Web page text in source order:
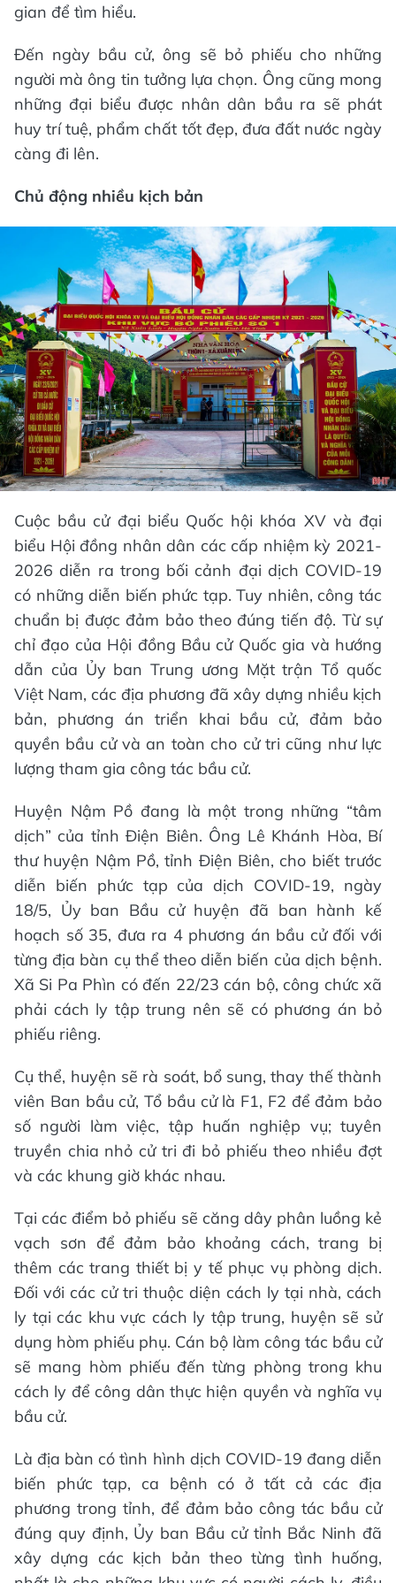
gian để tìm hiểu.
Đến ngày bầu cử, ông sẽ bỏ phiếu cho những
người mà ông tin tưởng lựa chọn. Ông cũng mong
những đại biểu được nhân dân bầu ra sẽ phát
huy trí tuệ, phẩm chất tốt đẹp, đưa đất nước ngày
càng đi lên.
Chủ động nhiều kịch bản
Cuộc bầu cử đại biểu Quốc hội khóa XV và đại
biểu Hội đồng nhân dân các cấp nhiệm kỳ 2021-
2026 diễn ra trong bối cảnh đại dịch COVID-19
có những diễn biến phức tạp. Tuy nhiên, công tác
chuẩn bị được đảm bảo theo đúng tiến độ. Từ sự
chỉ đạo của Hội đồng Bầu cử Quốc gia và hướng
dẫn của Ủy ban Trung ương Mặt trận Tổ quốc
Việt Nam, các địa phương đã xây dựng nhiều kịch
bản, phương án triển khai bầu cử, đảm bảo
quyền bầu cử và an toàn cho cử tri cũng như lực
lượng tham gia công tác bầu cử.
Huyện Nậm Pồ đang là một trong những “tâm
dịch” của tỉnh Điện Biên. Ông Lê Khánh Hòa, Bí
thư huyện Nậm Pồ, tỉnh Điện Biên, cho biết trước
diễn biến phức tạp của dịch COVID-19, ngày
18/5, Ủy ban Bầu cử huyện đã ban hành kế
hoạch số 35, đưa ra 4 phương án bầu cử đối với
từng địa bàn cụ thể theo diễn biến của dịch bệnh.
Xã Si Pa Phìn có đến 22/23 cán bộ, công chức xã
phải cách ly tập trung nên sẽ có phương án bỏ
phiếu riêng.
Cụ thể, huyện sẽ rà soát, bổ sung, thay thế thành
viên Ban bầu cử, Tổ bầu cử là F1, F2 để đảm bảo
số người làm việc, tập huấn nghiệp vụ; tuyên
truyền chia nhỏ cử tri đi bỏ phiếu theo nhiều đợt
và các khung giờ khác nhau.
Tại các điểm bỏ phiếu sẽ căng dây phân luồng kẻ
vạch sơn để đảm bảo khoảng cách, trang bị
thêm các trang thiết bị y tế phục vụ phòng dịch.
Đối với các cử tri thuộc diện cách ly tại nhà, cách
ly tại các khu vực cách ly tập trung, huyện sẽ sử
dụng hòm phiếu phụ. Cán bộ làm công tác bầu cử
sẽ mang hòm phiếu đến từng phòng trong khu
cách ly để công dân thực hiện quyền và nghĩa vụ
bầu cử.
Là địa bàn có tình hình dịch COVID-19 đang diễn
biến phức tạp, ca bệnh có ở tất cả các địa
phương trong tỉnh, để đảm bảo công tác bầu cử
đúng quy định, Ủy ban Bầu cử tỉnh Bắc Ninh đã
xây dựng các kịch bản theo từng tình huống,